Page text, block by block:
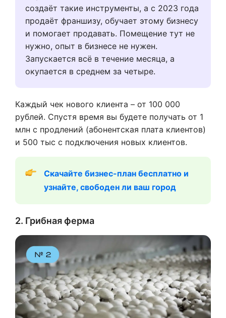
создаёт такие инструменты, а с 2023 года
продаёт франшизу, обучает этому бизнесу
и помогает продавать. Помещение тут не
нужно, опыт в бизнесе не нужен.
Запускается всё в течение месяца, а
окупается в среднем за четыре.
Каждый чек нового клиента – от 100 000
рублей. Спустя время вы будете получать от 1
млн с продлений (абонентская плата клиентов)
и 500 тыс с подключения новых клиентов.
Скачайте бизнес-план бесплатно и
узнайте, свободен ли ваш город
2. Грибная ферма